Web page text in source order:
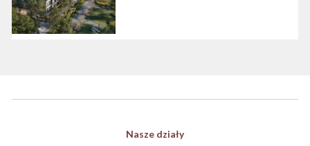
Nasze działy